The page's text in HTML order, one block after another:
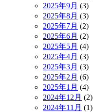
2025年9月 (3)
2025年8月 (3)
2025年7月 (2)
2025年6月 (2)
2025年5月 (4)
2025年4月 (3)
2025年3月 (3)
2025年2月 (6)
2025年1月 (4)
2024年12月 (2)
2024年11月 (1)